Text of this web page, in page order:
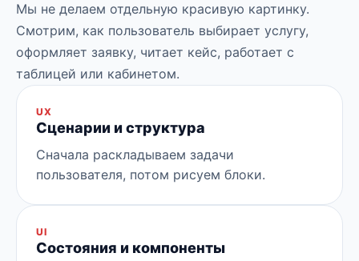
Мы не делаем отдельную красивую картинку.
Смотрим, как пользователь выбирает услугу,
оформляет заявку, читает кейс, работает с
таблицей или кабинетом.
UX
Сценарии и структура
Сначала раскладываем задачи
пользователя, потом рисуем блоки.
UI
Состояния и компоненты